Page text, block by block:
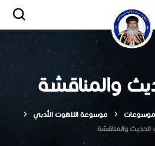
والمناقشة
موسوعات
موسوعة اللاهوت الأدبي
الحديث والمناقشة